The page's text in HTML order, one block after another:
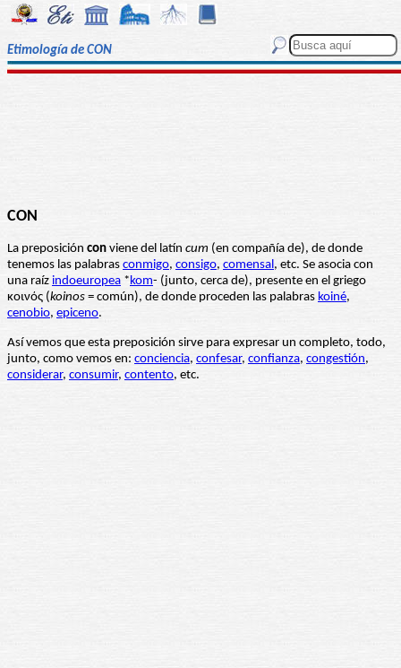
Etimología de CON
CON
La preposición con viene del latín cum (en compañía de), de donde
tenemos las palabras conmigo, consigo, comensal, etc. Se asocia con
una raíz indoeuropea *kom- (junto, cerca de), presente en el griego
κοινός (koinos = común), de donde proceden las palabras koiné,
cenobio, epiceno.
Así vemos que esta preposición sirve para expresar un completo, todo,
junto, como vemos en: conciencia, confesar, confianza, congestión,
considerar, consumir, contento, etc.